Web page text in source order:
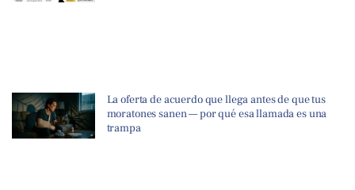
La oferta de acuerdo que llega antes de que tus
moratones sanen — por qué esa llamada es una
trampa